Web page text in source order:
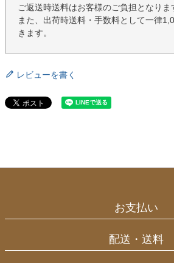
ご返送時送料はお客様のご負担となりま
また、出荷時送料・手数料として一律
きます。
レビューを書く
お支払い
配送・送料